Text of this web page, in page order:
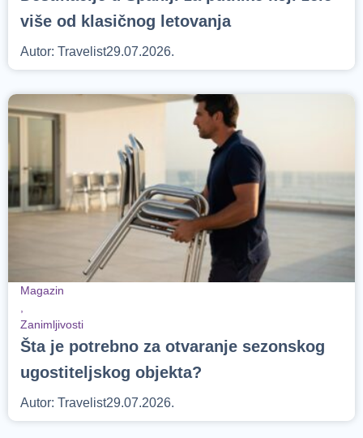
više od klasičnog letovanja
Autor: Travelist29.07.2026.
Magazin
,
Zanimljivosti
Šta je potrebno za otvaranje sezonskog
ugostiteljskog objekta?
Autor: Travelist29.07.2026.